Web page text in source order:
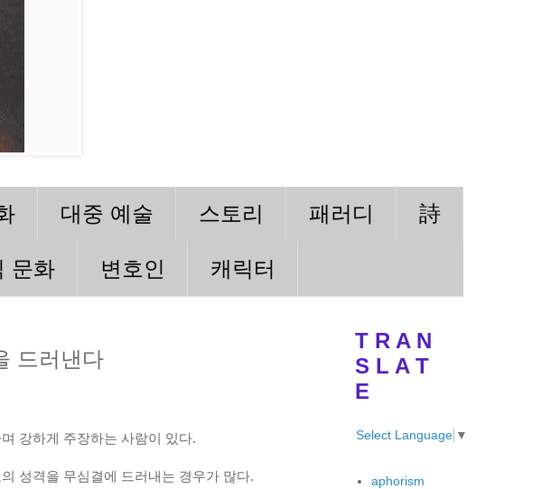
대중 예술 스토리 패러디 詩
문화 변호인 캐릭터
드러낸다
강하게 주장하는 사람이 있다.
성격을 무심결에 드러내는 경우가 많다.
T R A N
S L A T
E
Select Language ▼
aphorism